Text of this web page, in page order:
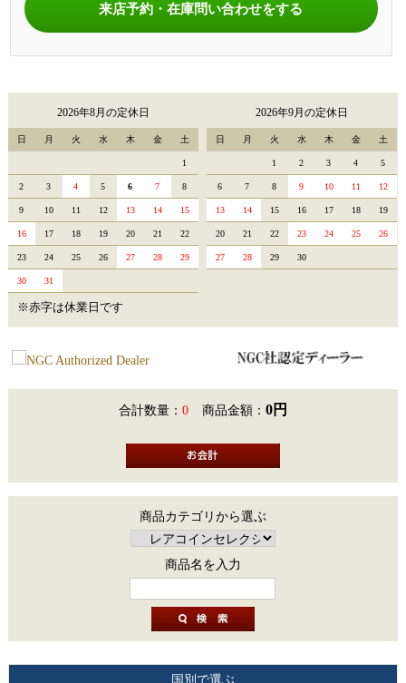
来店予約・在庫問い合わせをする
2026年8月の定休日
日 月 火 水 木 金 土
1
2 3 4 5 6 7 8
9 10 11 12 13 14 15
16 17 18 19 20 21 22
23 24 25 26 27 28 29
30 31
2026年9月の定休日
日 月 火 水 木 金 土
1 2 3 4 5
6 7 8 9 10 11 12
13 14 15 16 17 18 19
20 21 22 23 24 25 26
27 28 29 30
※赤字は休業日です
合計数量： 0 商品金額： 0円
商品カテゴリから選ぶ
商品名を入力
国別で選ぶ